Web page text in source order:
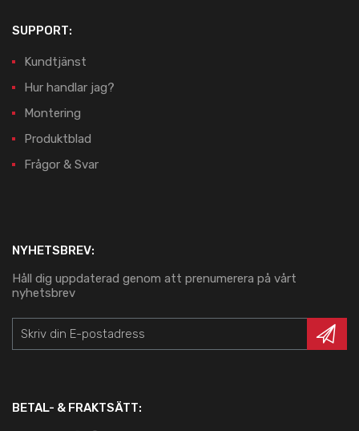
SUPPORT:
Kundtjänst
Hur handlar jag?
Montering
Produktblad
Frågor & Svar
NYHETSBREV:
Håll dig uppdaterad genom att prenumerera på vårt
nyhetsbrev
BETAL- & FRAKTSÄTT: